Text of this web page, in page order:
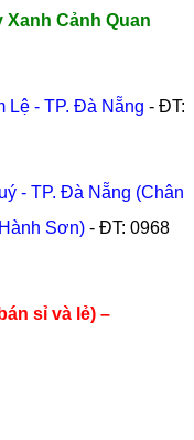
Xanh Cảnh Quan
Lệ - TP. Đà Nẵng - ĐT:
- TP. Đà Nẵng (Chân
Sơn) - ĐT: 0968
sỉ và lẻ) –